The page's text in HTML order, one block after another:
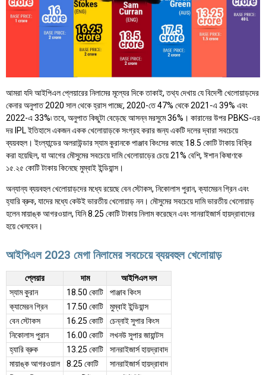
আমরা যদি আইপিএল প্লেয়ারের নিলামের মূল্যের দিকে তাকাই, তথ্য দেখায় যে বিদেশী খেলোয়াড়দের
কেনার অনুপাত 2020 সাল থেকে হ্রাস পাচ্ছে, 2020-তে 47% থেকে 2021-এ 39% এবং
2022-এ 33%৷ তবে, অনুপাত কিছুটা বেড়েছে আসন্ন মরসুমে 36%। কারানের উপর PBKS-এর
দর IPL ইতিহাসে একজন একক খেলোয়াড়কে সংগ্রহ করার জন্য একটি দলের দ্বারা সবচেয়ে
ব্যয়বহুল। ইংল্যান্ডের অলরাউন্ডার স্যাম কুরানকে পাঞ্জাব কিংসের কাছে 18.5 কোটি টাকায় বিক্রি
করা হয়েছিল, যা আগের মৌসুমের সবচেয়ে দামি খেলোয়াড়ের চেয়ে 21% বেশি, ঈশান কিষাণকে
১৫.২৫ কোটি টাকায় কিনেছে মুম্বাই ইন্ডিয়ান্স।
অন্যান্য ব্যয়বহুল খেলোয়াড়দের মধ্যে রয়েছে বেন স্টোকস, নিকোলাস পুরান, ক্যামেরন গ্রিন এবং
হ্যারি ব্রুক, যাদের মধ্যে কেউই ভারতীয় খেলোয়াড় নন। মৌসুমের সবচেয়ে দামি ভারতীয় খেলোয়াড়
হলেন মায়াঙ্ক আগরওয়াল, যিনি 8.25 কোটি টাকায় নিলাম করেছেন এবং সানরাইজার্স হায়দ্রাবাদের
হয়ে খেলবেন।
আইপিএল 2023 মেগা নিলামের সবচেয়ে ব্যয়বহুল খেলোয়াড়
প্লেয়ার দাম
আইপিএল দল
স্যাম কুরান
18.50 কোটি
পাঞ্জাব কিংস
ক্যামেরন গ্রিন
17.50 কোটি
মুম্বাই ইন্ডিয়ান্স
বেন স্টোকস
16.25 কোটি
চেন্নাই সুপার কিংস
নিকোলাস পুরান
16.00 কোটি
লখনউ সুপার জায়ান্টস
হ্যারি ব্রুক
13.25 কোটি
সানরাইজার্স হায়দ্রাবাদ
মায়াঙ্ক আগরওয়াল
8.25 কোটি
সানরাইজার্স হায়দ্রাবাদ